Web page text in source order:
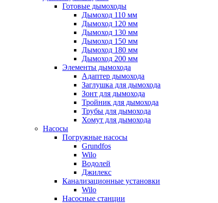
Готовые дымоходы
Дымоход 110 мм
Дымоход 120 мм
Дымоход 130 мм
Дымоход 150 мм
Дымоход 180 мм
Дымоход 200 мм
Элементы дымохода
Адаптер дымохода
Заглушка для дымохода
Зонт для дымохода
Тройник для дымохода
Трубы для дымохода
Хомут для дымохода
Насосы
Погружные насосы
Grundfos
Wilo
Водолей
Джилекс
Канализационные установки
Wilo
Насосные станции